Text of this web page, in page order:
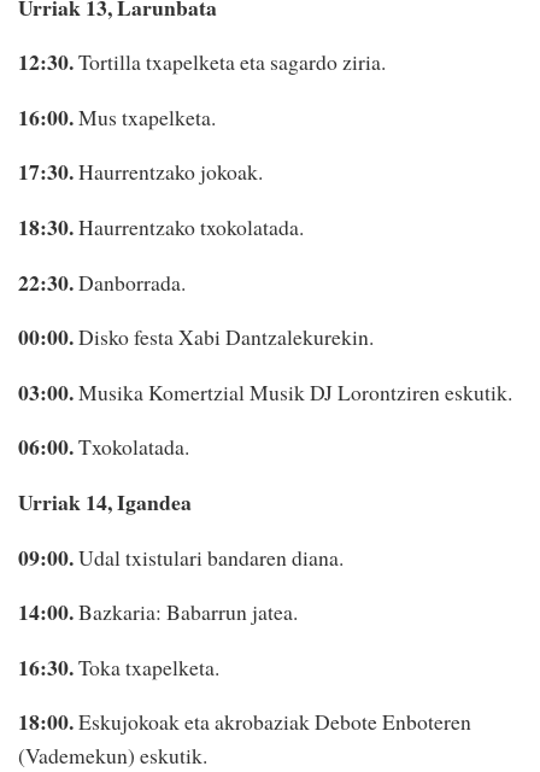
Urriak 13, Larunbata
12:30.Tortilla txapelketa eta sagardo ziria.
16:00.Mus txapelketa.
17:30.Haurrentzako jokoak.
18:30.Haurrentzako txokolatada.
22:30.Danborrada.
00:00.Disko festa Xabi Dantzalekurekin.
03:00.Musika Komertzial Musik DJ Lorontziren eskutik.
06:00.Txokolatada.
Urriak 14, Igandea
09:00.Udal txistulari bandaren diana.
14:00.Bazkaria: Babarrun jatea.
16:30.Toka txapelketa.
18:00.Eskujokoak eta akrobaziak Debote Enboteren
(Vademekun) eskutik.